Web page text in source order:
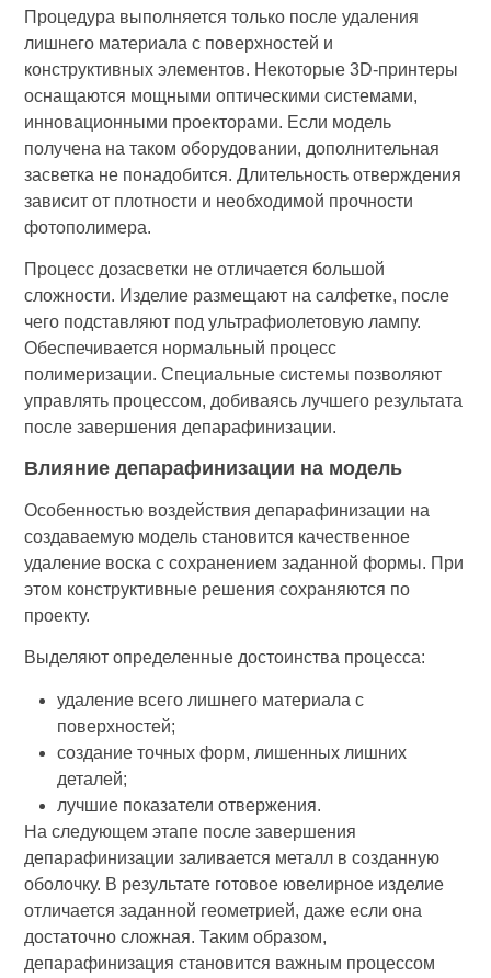
Процедура выполняется только после удаления
лишнего материала с поверхностей и
конструктивных элементов. Некоторые 3D-принтеры
оснащаются мощными оптическими системами,
инновационными проекторами. Если модель
получена на таком оборудовании, дополнительная
засветка не понадобится. Длительность отверждения
зависит от плотности и необходимой прочности
фотополимера.
Процесс дозасветки не отличается большой
сложности. Изделие размещают на салфетке, после
чего подставляют под ультрафиолетовую лампу.
Обеспечивается нормальный процесс
полимеризации. Специальные системы позволяют
управлять процессом, добиваясь лучшего результата
после завершения депарафинизации.
Влияние депарафинизации на модель
Особенностью воздействия депарафинизации на
создаваемую модель становится качественное
удаление воска с сохранением заданной формы. При
этом конструктивные решения сохраняются по
проекту.
Выделяют определенные достоинства процесса:
удаление всего лишнего материала с
поверхностей;
создание точных форм, лишенных лишних
деталей;
лучшие показатели отвержения.
На следующем этапе после завершения
депарафинизации заливается металл в созданную
оболочку. В результате готовое ювелирное изделие
отличается заданной геометрией, даже если она
достаточно сложная. Таким образом,
депарафинизация становится важным процессом